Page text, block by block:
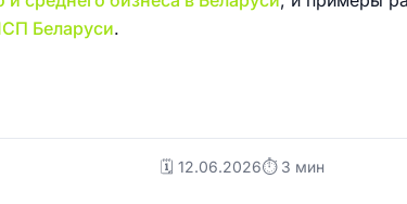
Беларуси.
🗓️ 12.06.2026⏱ 3 мин